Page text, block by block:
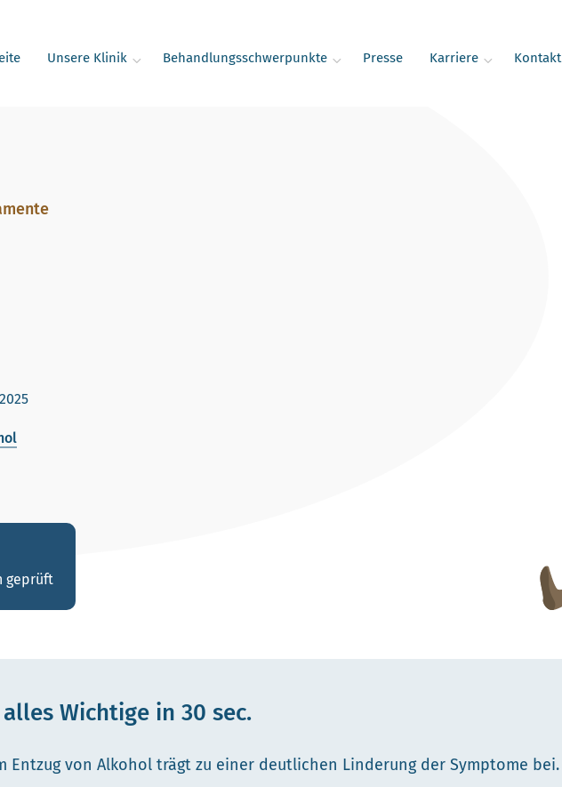
Unsere Klinik Behandlungsschwerpunkte Presse Karriere Kontakt
geprüft
Wichtige in 30 sec.
Entzug von Alkohol trägt zu einer deutlichen Linderung der Symptome bei.